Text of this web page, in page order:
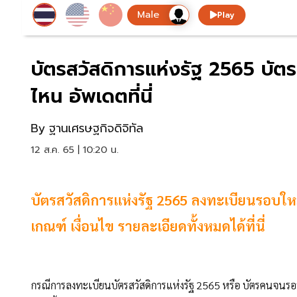
Play
บัตรสวัสดิการแห่งรัฐ 2565 บัต
ไหน อัพเดตที่นี่
By ฐานเศรษฐกิจดิจิทัล
12 ส.ค. 65 | 10:20 น.
บัตรสวัสดิการแห่งรัฐ 2565 ลงทะเบียนรอบ
เกณฑ์ เงื่อนไข รายละเอียดทั้งหมดได้ที่นี่
กรณีการลงทะเบียนบัตรสวัสดิการแห่งรัฐ 2565 หรือ บัตรคนจน